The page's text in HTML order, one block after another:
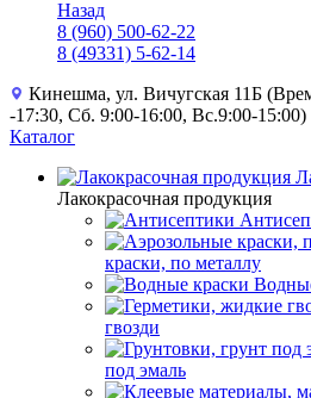
Назад
8 (960) 500-62-22
8 (49331) 5-62-14
Кинешма, ул. Вичугская 11Б
-17:30, Сб. 9:00-16:00, Вс.9:00-15:00)
Каталог
Лакокрасочная продукция
краски, по металлу
гвозди
под эмаль